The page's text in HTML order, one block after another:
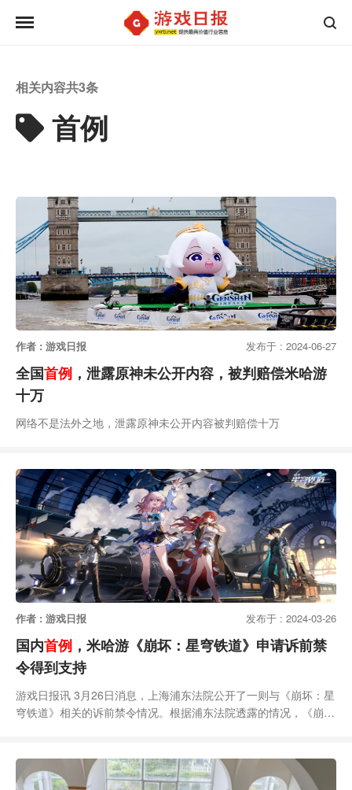
相关内容共3条
首例
作者 : 游戏日报 发布于 : 2024-06-27
全国首例 ，泄露原神未公开内容，被判赔偿米哈游
十万
网络不是法外之地，泄露原神未公开内容被判赔偿十万
作者 : 游戏日报 发布于 : 2024-03-26
国内首例 ，米哈游《崩坏：星穹铁道》申请诉前禁
令得到支持
游戏日报讯 3月26日消息，上海浦东法院公开了一则与《崩坏：星
穹铁道》相关的诉前禁令情况。根据浦东法院透露的情况，《崩
因此向浦东法院提出了诉前行为保全申请。浦东法院裁定后责令
“被申请人陈某不得披露、使用、允许他人使用其在参与游戏内测